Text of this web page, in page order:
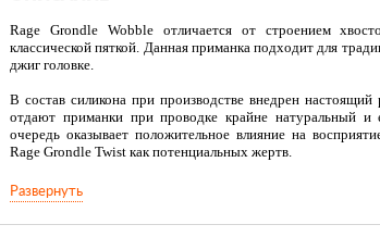
Rage Grondle Wobble отличается от строением
классической пяткой. Данная приманка подходит для
джиг головке.
В состав силикона при производстве внедрен
отдают приманки при проводке крайне натуральный
очередь оказывает положительное влияние на
Rage Grondle Twist как потенциальных жертв.
Приманки выпускаются в шести расцветках, в палитре
фирменные цвета Rage: кислотные и натуральные
применять не только при ловле горизонтальным джигом,
Развернуть
Тент LAKER с каркасом для
Тент LAKER с каркасом для